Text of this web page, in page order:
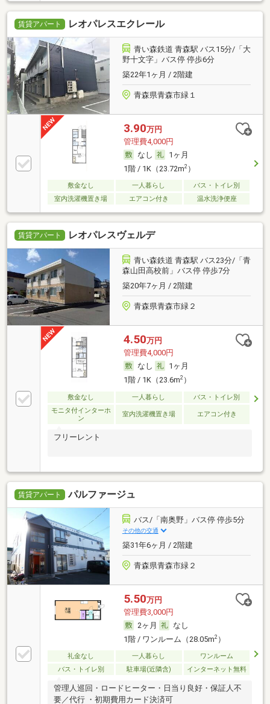
賃貸アパート レオパレスエクレール
青い森鉄道 青森駅 バス15分/「大
野十文字」バス停 停歩6分
築22年1ヶ月 / 2階建
青森県青森市緑１
3.90万円
管理費4,000円
なし
1ヶ月
1階 / 1K（23.72m2）
敷金なし 一人暮らし
バス・トイレ別
室内洗濯機置き場
エアコン付き 温水洗浄便座
賃貸アパート レオパレスヴェルデ
青い森鉄道 青森駅 バス23分/「青
森山田高校前」バス停 停歩7分
築20年7ヶ月 / 2階建
青森県青森市緑２
4.50万円
管理費4,000円
なし
1ヶ月
1階 / 1K（23.6m2）
敷金なし 一人暮らし
バス・トイレ別
モニタ付インターホ
ン
室内洗濯機置き場 エアコン付き
フリーレント
賃貸アパート パルファージュ
バス/「南奥野」バス停 停歩5分
その他の交通
築31年6ヶ月 / 2階建
青森県青森市緑２
5.50万円
管理費3,000円
2ヶ月
なし
1階 / ワンルーム（28.05m2）
礼金なし 一人暮らし
ワンルーム
バス・トイレ別
駐車場(近隣含) インターネット無料
管理人巡回・ロードヒーター・日当り良好・保証人不
要／代行 ・初期費用カード決済可